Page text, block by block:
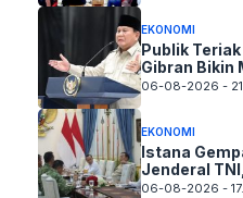
EKONOMI
Publik
Gibran Bikin
06-08-2026 -
EKONOMI
Istana
Jenderal
06-08-2026 -